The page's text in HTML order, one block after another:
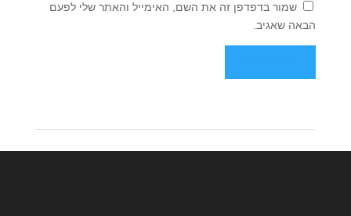
שמור בדפדפן זה את השם, האימייל והאתר שלי לפעם
הבאה שאגיב.